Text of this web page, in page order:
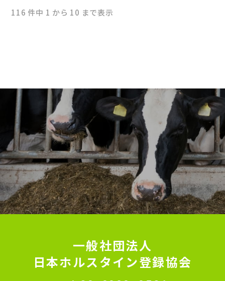
116 件中 1 から 10 まで表示
一般社団法人
日本ホルスタイン登録協会